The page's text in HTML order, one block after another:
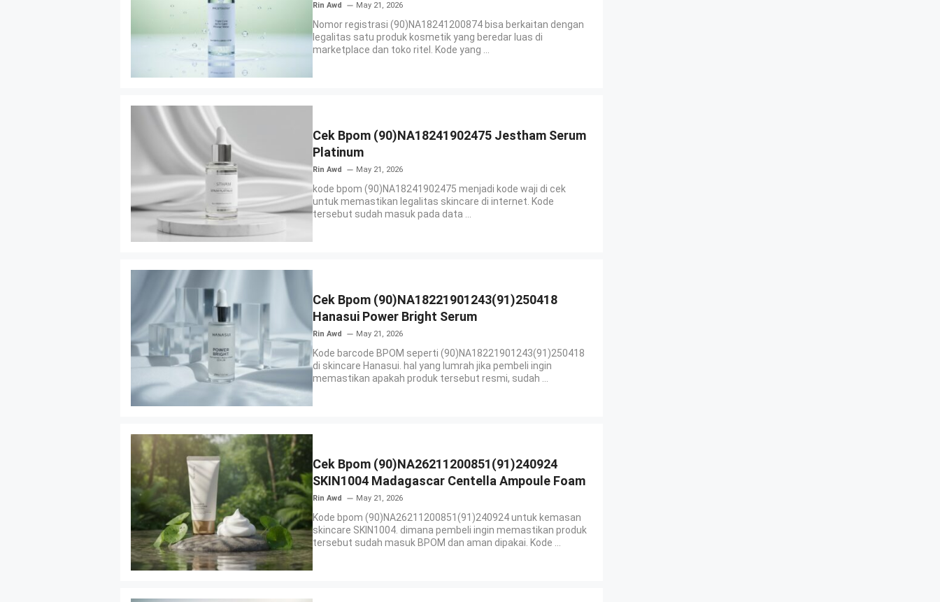
Rin Awd May 21, 2026
Nomor registrasi (90)NA18241200874 bisa berkaitan dengan
legalitas satu produk kosmetik yang beredar luas di
marketplace dan toko ritel. Kode yang ...
Cek Bpom (90)NA18241902475 Jestham Serum
Platinum
Rin Awd May 21, 2026
kode bpom (90)NA18241902475 menjadi kode waji di cek
untuk memastikan legalitas skincare di internet. Kode
tersebut sudah masuk pada data ...
Cek Bpom (90)NA18221901243(91)250418
Hanasui Power Bright Serum
Rin Awd May 21, 2026
Kode barcode BPOM seperti (90)NA18221901243(91)250418
di skincare Hanasui. hal yang lumrah jika pembeli ingin
memastikan apakah produk tersebut resmi, sudah ...
Cek Bpom (90)NA26211200851(91)240924
SKIN1004 Madagascar Centella Ampoule Foam
Rin Awd May 21, 2026
Kode bpom (90)NA26211200851(91)240924 untuk kemasan
skincare SKIN1004. dimana pembeli ingin memastikan produk
tersebut sudah masuk BPOM dan aman dipakai. Kode ...